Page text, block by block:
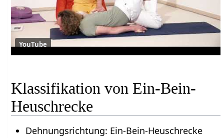
YouTube
Klassifikation von Ein-Bein-
Heuschrecke
Dehnungsrichtung: Ein-Bein-Heuschrecke